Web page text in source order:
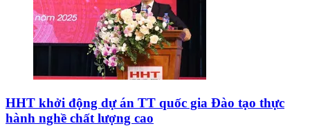
HHT khởi động dự án TT quốc gia Đào tạo thực
hành nghề chất lượng cao